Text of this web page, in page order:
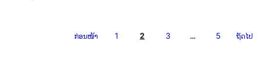
ກ່ອນໜ້າ 1 2 3 … 5 ຖັດໄປ